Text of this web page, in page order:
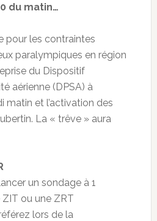
du matin…
pour les contraintes
paralympiques en région
du Dispositif
aérienne (DPSA) à
matin et l’activation des
La « trêve » aura
un sondage à 1
ou une ZRT
lors de la